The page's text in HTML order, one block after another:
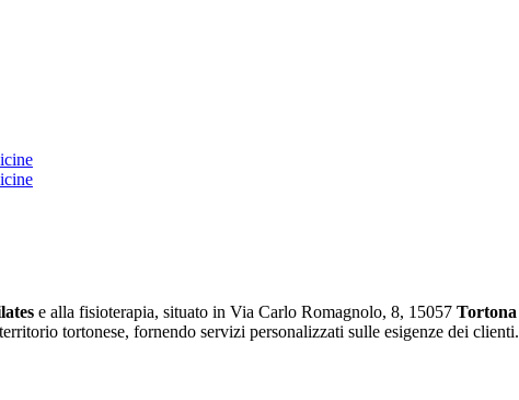
e alla fisioterapia, situato in Via Carlo Romagnolo, 8, 15057 Tortona
tortonese, fornendo servizi personalizzati sulle esigenze dei clienti.